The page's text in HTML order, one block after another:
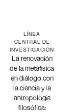
LÍNEA
CENTRAL DE
INVESTIGACIÓN
La renovación
de la metafísica
en diálogo con
la ciencia y la
antropología
filosófica: